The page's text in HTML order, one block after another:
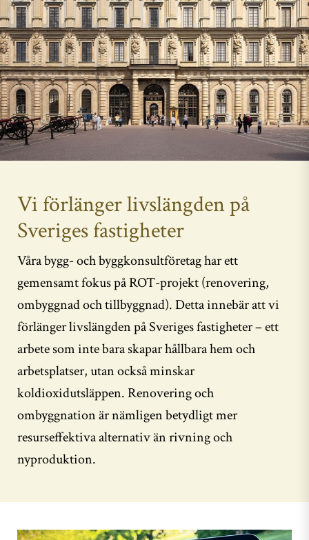
Vi förlänger livslängden på
Sveriges fastigheter
Våra bygg- och byggkonsultföretag har ett
gemensamt fokus på ROT-projekt (renovering,
ombyggnad och tillbyggnad). Detta innebär att vi
förlänger livslängden på Sveriges fastigheter – ett
arbete som inte bara skapar hållbara hem och
arbetsplatser, utan också minskar
koldioxidutsläppen. Renovering och
ombyggnation är nämligen betydligt mer
resurseffektiva alternativ än rivning och
nyproduktion.